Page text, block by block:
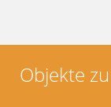
Objekte